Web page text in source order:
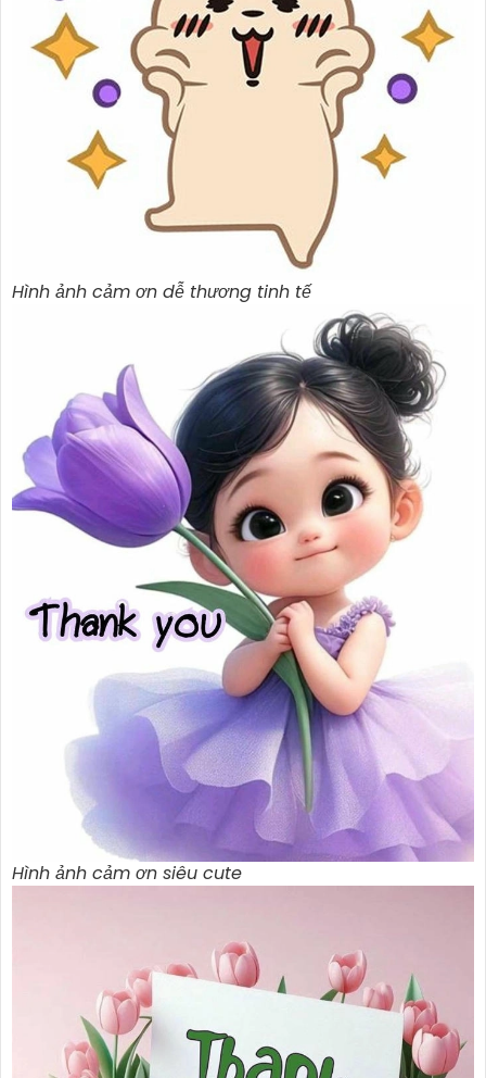
Hình ảnh cảm ơn dễ thương tinh tế
Hình ảnh cảm ơn siêu cute